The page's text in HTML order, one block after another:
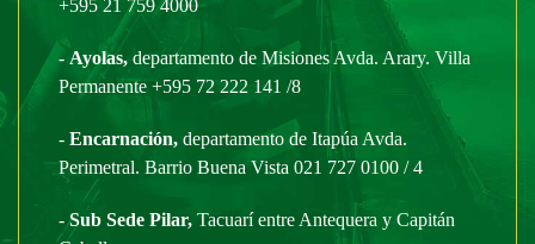
+595 21 759 4000
- Ayolas, departamento de Misiones Avda. Arary. Villa
Permanente +595 72 222 141 /8
- Encarnación, departamento de Itapúa Avda.
Perimetral. Barrio Buena Vista 021 727 0100 / 4
-Sub Sede Pilar, Tacuarí entre Antequera y Capitán